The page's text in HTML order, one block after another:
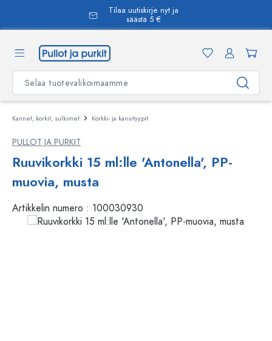
Tilaa uutiskirje nyt ja
säästä 5 €
Kannet, korkit, sulkimet Korkki- ja kansityypit
PULLOT JA PURKIT
Ruuvikorkki 15 ml:lle 'Antonella', PP-
muovia, musta
Artikkelin numero : 100030930